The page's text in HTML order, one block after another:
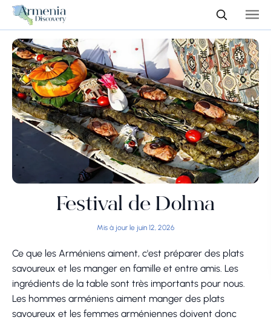
Festival de Dolma
Mis à jour le juin 12, 2026
Ce que les Arméniens aiment, c'est préparer des plats
savoureux et les manger en famille et entre amis. Les
ingrédients de la table sont très importants pour nous.
Les hommes arméniens aiment manger des plats
savoureux et les femmes arméniennes doivent donc